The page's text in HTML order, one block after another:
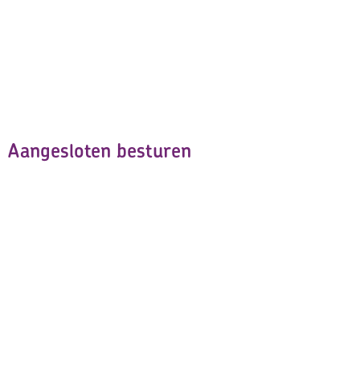
Aangesloten besturen